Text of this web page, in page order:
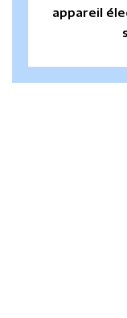
appareil